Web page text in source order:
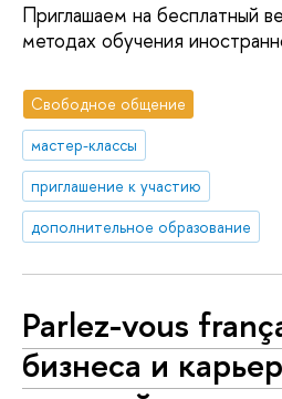
Приглашаем на бесплатный
методах обучения
Свободное общение
мастер-классы
приглашение к участию
дополнительное образование
Parlez-vous
бизнеса и